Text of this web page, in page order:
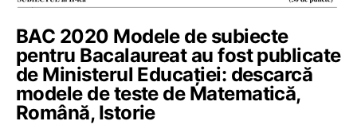
BAC 2020 Modele de subiecte
pentru Bacalaureat au fost publicate
de Ministerul Educației: descarcă
modele de teste de Matematică,
Română, Istorie